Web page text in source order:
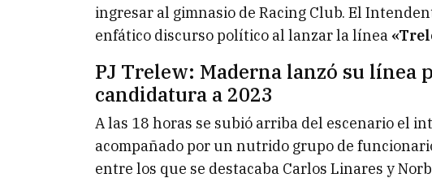
ingresar al gimnasio de Racing Club. El
enfático discurso político al lanzar la línea
PJ Trelew: Maderna lanzó su línea
candidatura a 2023
A las 18 horas se subió arriba del escenario el
acompañado por un nutrido grupo de
entre los que se destacaba Carlos Linares y